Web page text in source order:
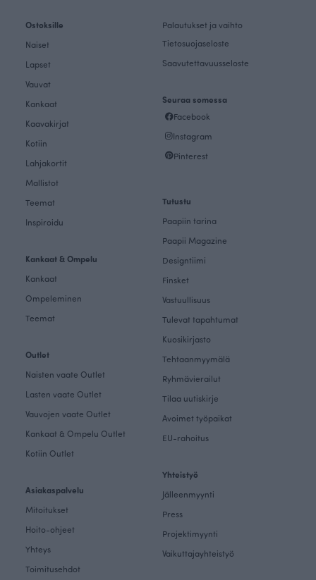
Ostoksille
Naiset
Lapset
Vauvat
Kankaat
Kaavakirjat
Kotiin
Lahjakortit
Mallistot
Teemat
Inspiroidu
Kankaat & Ompelu
Kankaat
Ompeleminen
Teemat
Outlet
Naisten vaate Outlet
Lasten vaate Outlet
Vauvojen vaate Outlet
Kankaat & Ompelu Outlet
Kotiin Outlet
Asiakaspalvelu
Mitoitukset
Hoito-ohjeet
Yhteys
Toimitusehdot
Palautukset ja vaihto
Tietosuojaseloste
Saavutettavuusseloste
Seuraa somessa
Facebook
Instagram
Pinterest
Tutustu
Paapiin tarina
Paapii Magazine
Designtiimi
Finsket
Vastuullisuus
Tulevat tapahtumat
Kuosikirjasto
Tehtaanmyymälä
Ryhmävierailut
Tilaa uutiskirje
Avoimet työpaikat
EU-rahoitus
Yhteistyö
Jälleenmyynti
Press
Projektimyynti
Vaikuttajayhteistyö